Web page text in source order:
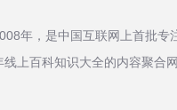
年，是中国互联网上首批专
上百科知识大全的内容聚合网